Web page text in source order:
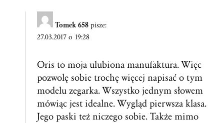
Tomek 658 pisze:
27.03.2017 o 19:28
Oris to moja ulubiona manufaktura. Więc
pozwolę sobie trochę więcej napisać o tym
modelu zegarka. Wszystko jednym słowem
mówiąc jest idealne. Wygląd pierwsza klasa.
Jego paski też niczego sobie. Także mimo